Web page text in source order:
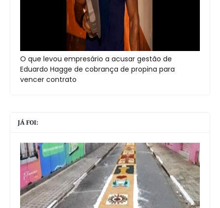
O que levou empresário a acusar gestão de
Eduardo Hagge de cobrança de propina para
vencer contrato
JÁ FOI: